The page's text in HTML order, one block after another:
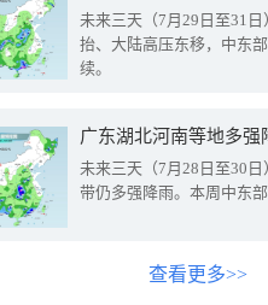
未来三天（7月29日至31
抬、大陆高压东移，中东
续。
广东湖北河南等地多
未来三天（7月28日至30
带仍多强降雨。本周中东
查看更多>>